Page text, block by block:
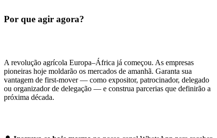
Por que agir agora?
A revolução agrícola Europa–África já começou. As empresas
pioneiras hoje moldarão os mercados de amanhã. Garanta sua
vantagem de first-mover — como expositor, patrocinador, delegado
ou organizador de delegação — e construa parcerias que definirão a
próxima década.